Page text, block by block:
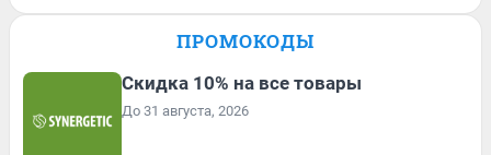
ПРОМОКОДЫ
Скидка 10% на все товары
До 31 августа, 2026